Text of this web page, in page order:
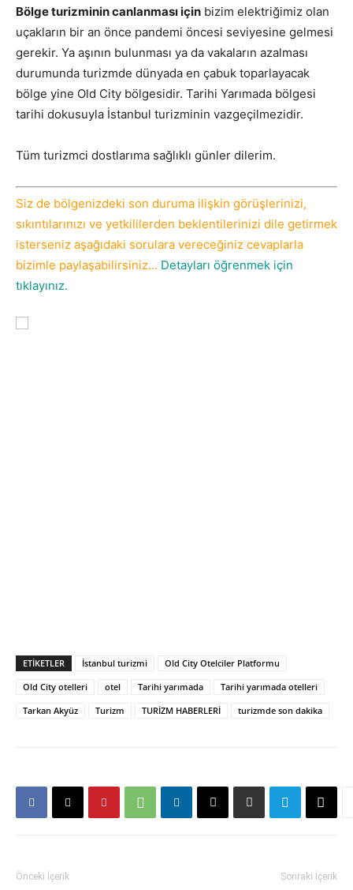
Bölge turizminin canlanması için bizim elektriğimiz olan
uçakların bir an önce pandemi öncesi seviyesine gelmesi
gerekir. Ya aşının bulunması ya da vakaların azalması
durumunda turizmde dünyada en çabuk toparlayacak
bölge yine Old City bölgesidir. Tarihi Yarımada bölgesi
tarihi dokusuyla İstanbul turizminin vazgeçilmezidir.
Tüm turizmci dostlarıma sağlıklı günler dilerim.
Siz de bölgenizdeki son duruma ilişkin görüşlerinizi,
sıkıntılarınızı ve yetkililerden beklentilerinizi dile getirmek
isterseniz aşağıdaki sorulara vereceğiniz cevaplarla
bizimle paylaşabilirsiniz… Detayları öğrenmek için
tıklayınız.
ETIKETLER İstanbul turizmi
Old City Otelciler Platformu
Old City otelleri
otel Tarihi yarımada
Tarihi yarımada otelleri
Tarkan Akyüz
Turizm TURİZM HABERLERİ turizmde son dakika
Önceki İçerik Sonraki İçerik